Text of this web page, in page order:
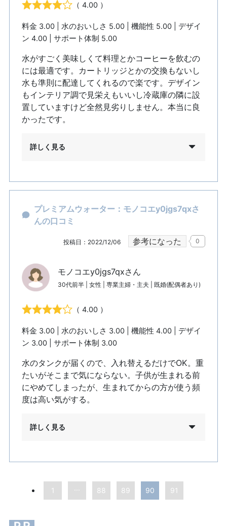
（ 4.00 ）
料金 3.00 | 水のおいしさ 5.00 | 機能性 5.00 | デザイ
ン 4.00 | サポート体制 5.00
水がすごく美味しくて料理とかコーヒーを飲むの
には最適です。カートリッジとかの交換もないし
水も準則に配達してくれるので楽です。デザイン
もインテリア調で見栄えもいいし冷蔵庫の隣に設
置していますけど全然見劣りしません。本当に良
かったです。
詳しく見る
プレミアムウォーター：モノコエy0jgs7qxさ
んの口コミ
投稿日：2022/12/06 参考になった 0
モノコエy0jgs7qxさん
30代前半 | 女性 | 専業主婦・主夫 | 既婚(配偶者あり)
（ 4.00 ）
料金 3.00 | 水のおいしさ 3.00 | 機能性 4.00 | デザイ
ン 3.00 | サポート体制 3.00
水のタンクが届くので、入れ替えるだけでOK。重
たいがそこまで気にならない。子供が生まれる前
にやめてしまったが、生まれてからの方が使う頻
度は高い気がする。
詳しく見る
1 88 89 90 91